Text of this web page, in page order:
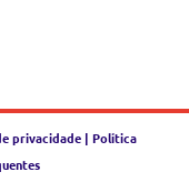
privacidade| Política